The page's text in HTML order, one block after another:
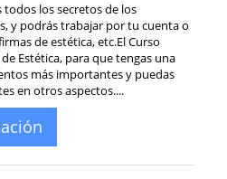
todos los secretos de los
y podrás trabajar por tu cuenta o
de estética, etc.El Curso
Estética, para que tengas una
más importantes y puedas
en otros aspectos....